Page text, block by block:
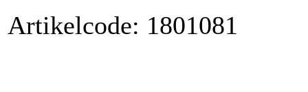
Artikelcode: 1801081